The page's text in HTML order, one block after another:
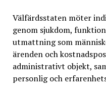
Välfärdsstaten möter
genom sjukdom,
utmattning som
ärenden och
administrativt objekt,
personlig och